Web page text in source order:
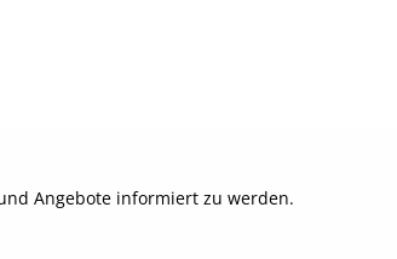
Angebote informiert zu werden.